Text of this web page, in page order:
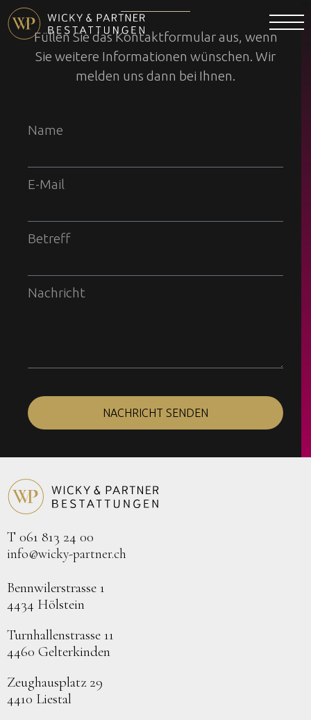
Füllen Sie das Kontaktformular aus, wenn
Sie weitere Informationen wünschen. Wir
melden uns dann bei Ihnen.
Name
E-Mail
Betreff
Nachricht
NACHRICHT SENDEN
T 061 813 24 00
info@wicky-partner.ch
Bennwilerstrasse 1
4434 Hölstein
Turnhallenstrasse 11
4460 Gelterkinden
Zeughausplatz 29
4410 Liestal